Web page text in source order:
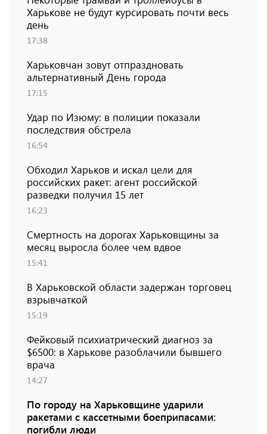
Харькове не будут курсировать почти весь
день
17:38
Харьковчан зовут отпраздновать
альтернативный День города
17:15
Удар по Изюму: в полиции показали
последствия обстрела
16:54
Обходил Харьков и искал цели для
российских ракет: агент российской
разведки получил 15 лет
16:23
Смертность на дорогах Харьковщины за
месяц выросла более чем вдвое
15:41
В Харьковской области задержан торговец
взрывчаткой
15:19
Фейковый психиатрический диагноз за
$6500: в Харькове разоблачили бывшего
врача
14:27
По городу на Харьковщине ударили
ракетами с кассетными боеприпасами:
погибли люди